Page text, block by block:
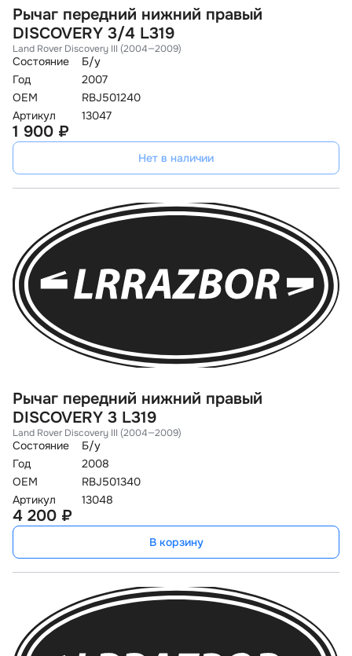
Рычаг передний нижний правый
DISCOVERY 3/4 L319
Land Rover Discovery III (2004—2009)
Состояние
Б/у
Год
2007
OEM
RBJ501240
Артикул
13047
1 900 ₽
Нет в наличии
Рычаг передний нижний правый
DISCOVERY 3 L319
Land Rover Discovery III (2004—2009)
Состояние
Б/у
Год
2008
OEM
RBJ501340
Артикул
13048
4 200 ₽
В корзину